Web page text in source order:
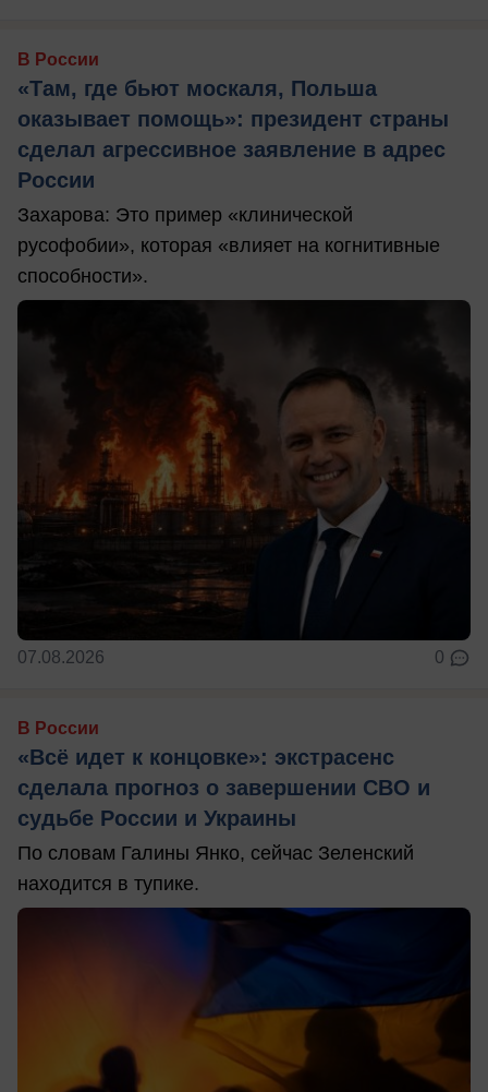
В России
«Там, где бьют москаля, Польша
оказывает помощь»: президент страны
сделал агрессивное заявление в адрес
России
Захарова: Это пример «клинической
русофобии», которая «влияет на когнитивные
способности».
07.08.2026 0
В России
«Всё идет к концовке»: экстрасенс
сделала прогноз о завершении СВО и
судьбе России и Украины
По словам Галины Янко, сейчас Зеленский
находится в тупике.